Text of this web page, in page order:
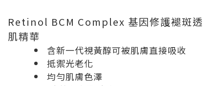
Retinol BCM Complex 基因修護褪斑透
肌精華
含新一代視黃醇可被肌膚直接吸收
抵禦光老化
均勻肌膚色澤